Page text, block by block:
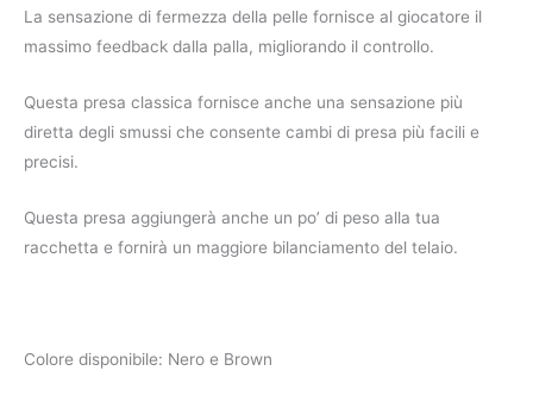
La sensazione di fermezza della pelle fornisce al giocatore il
massimo feedback dalla palla, migliorando il controllo.
Questa presa classica fornisce anche una sensazione più
diretta degli smussi che consente cambi di presa più facili e
precisi.
Questa presa aggiungerà anche un po’ di peso alla tua
racchetta e fornirà un maggiore bilanciamento del telaio.
Colore disponibile: Nero e Brown